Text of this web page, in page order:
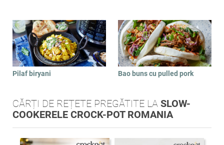
Pilaf biryani Bao buns cu pulled pork
CĂRȚI DE REȚETE PREGĂTITE LASLOW-
COOKERELE CROCK-POT ROMANIA